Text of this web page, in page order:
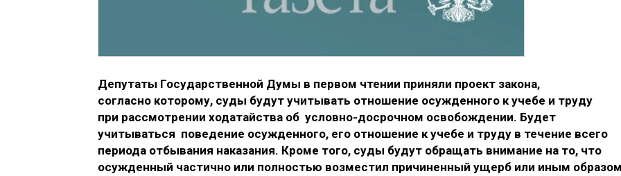
Депутаты Государственной Думы в первом чтении приняли проект закона,
согласно которому, суды будут учитывать отношение осужденного к учебе и труду
при рассмотрении ходатайства об условно-досрочном освобождении. Будет
учитываться поведение осужденного, его отношение к учебе и труду в течение всего
периода отбывания наказания. Кроме того, суды будут обращать внимание на то, что
осужденный частично или полностью возместил причиненный ущерб или иным